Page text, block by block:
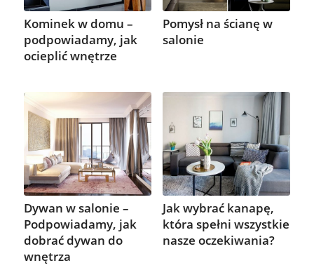
Kominek w domu –
podpowiadamy, jak
ocieplić wnętrze
Pomysł na ścianę w
salonie
Dywan w salonie –
Podpowiadamy, jak
dobrać dywan do
wnętrza
Jak wybrać kanapę,
która spełni wszystkie
nasze oczekiwania?